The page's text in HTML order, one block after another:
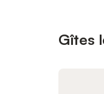
Gîtes